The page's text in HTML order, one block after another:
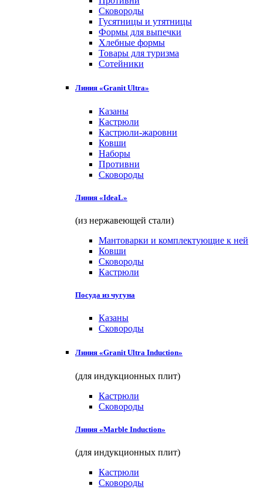
Сковороды
Гусятницы и утятницы
Формы для выпечки
Хлебные формы
Товары для туризма
Сотейники
Линия «Granit Ultra»
Казаны
Кастрюли
Кастрюли-жаровни
Ковши
Наборы
Противни
Сковороды
Линия «IdeaL»
(из нержавеющей стали)
Мантоварки и комплектующие к ней
Ковши
Сковороды
Кастрюли
Посуда из чугуна
Казаны
Сковороды
Линия «Granit Ultra Induction»
(для индукционных плит)
Кастрюли
Сковороды
Линия «Marble Induction»
(для индукционных плит)
Кастрюли
Сковороды